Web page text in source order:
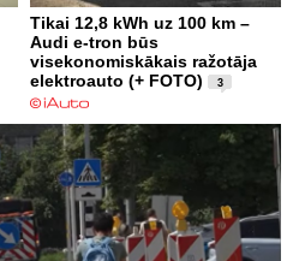
Tikai 12,8 kWh uz 100 km –
Audi e-tron būs
visekonomiskākais ražotāja
elektroauto (+ FOTO)
3